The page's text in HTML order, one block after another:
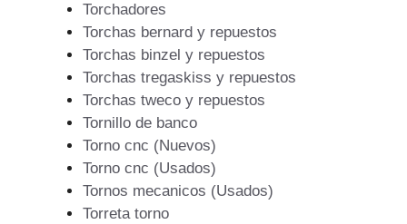
Torchadores
Torchas bernard y repuestos
Torchas binzel y repuestos
Torchas tregaskiss y repuestos
Torchas tweco y repuestos
Tornillo de banco
Torno cnc (Nuevos)
Torno cnc (Usados)
Tornos mecanicos (Usados)
Torreta torno